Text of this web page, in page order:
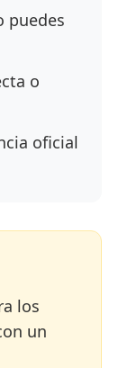
puedes
o
oficial
los
un